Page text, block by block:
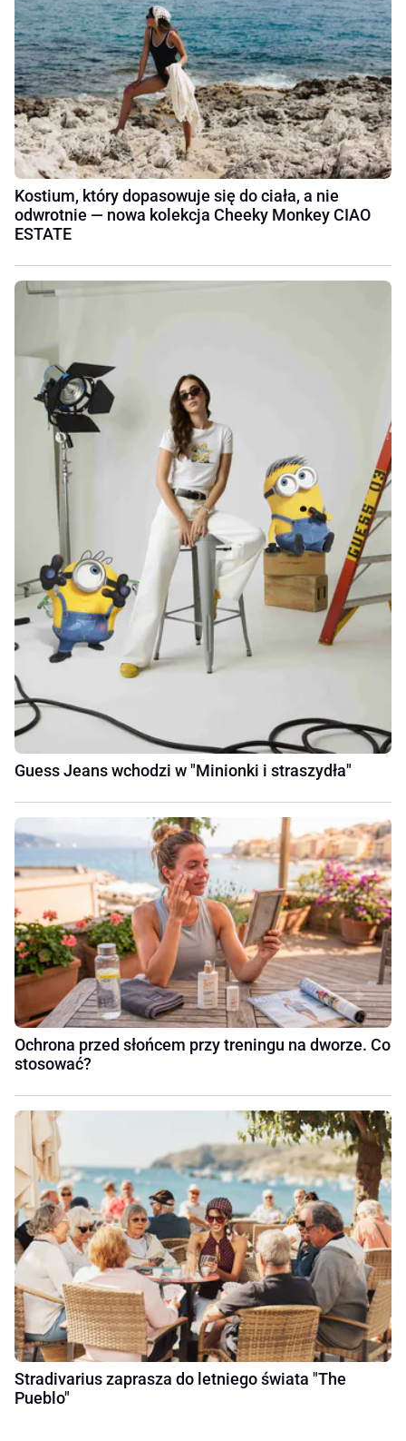
Kostium, który dopasowuje się do ciała, a nie
odwrotnie — nowa kolekcja Cheeky Monkey CIAO
ESTATE
Guess Jeans wchodzi w "Minionki i straszydła"
Ochrona przed słońcem przy treningu na dworze. Co
stosować?
Stradivarius zaprasza do letniego świata "The
Pueblo"